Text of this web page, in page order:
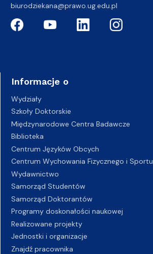
biurodziekana@prawo.ug.edu.pl
Informacje o
Wydziały
Szkoły Doktorskie
Międzynarodowe Centra Badawcze
Biblioteka
Centrum Języków Obcych
Centrum Wychowania Fizycznego i Sportu
Wydawnictwo
Samorząd Studentów
Samorząd Doktorantów
Programy doskonałości naukowej
Realizowane projekty
Jednostki i organizacje
Znajdź pracownika